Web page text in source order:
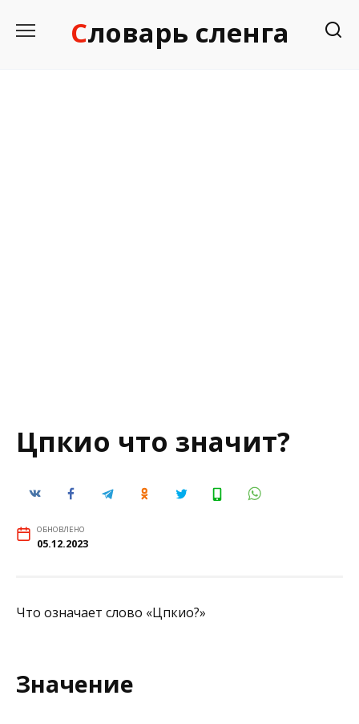
Словарь сленга
Цпкио что значит?
ОБНОВЛЕНО
05.12.2023
Что означает слово «Цпкио?»
Значение